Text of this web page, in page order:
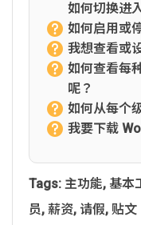
如何切换进
如何启用或
我想查看或
如何查看每
呢？
如何从每个
我要下载
Tags: 主功能, 基本
员, 薪资, 请假, 贴文